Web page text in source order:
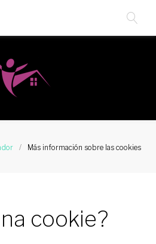
/ Más información sobre las cookies
cookie?